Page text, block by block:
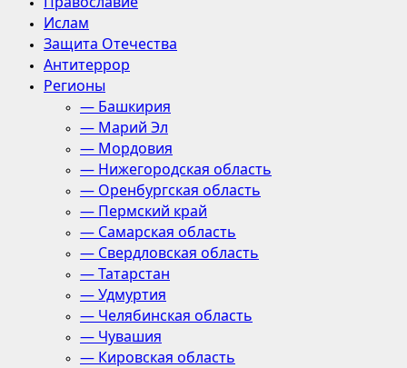
Ислам
Защита Отечества
Антитеррор
Регионы
— Башкирия
— Марий Эл
— Мордовия
— Нижегородская область
— Оренбургская область
— Пермский край
— Самарская область
— Свердловская область
— Татарстан
— Удмуртия
— Челябинская область
— Чувашия
— Кировская область